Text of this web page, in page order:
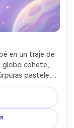
en un traje de
globo cohete,
pasteles,
ambiente
de alta
de campo,
--ar 4:5